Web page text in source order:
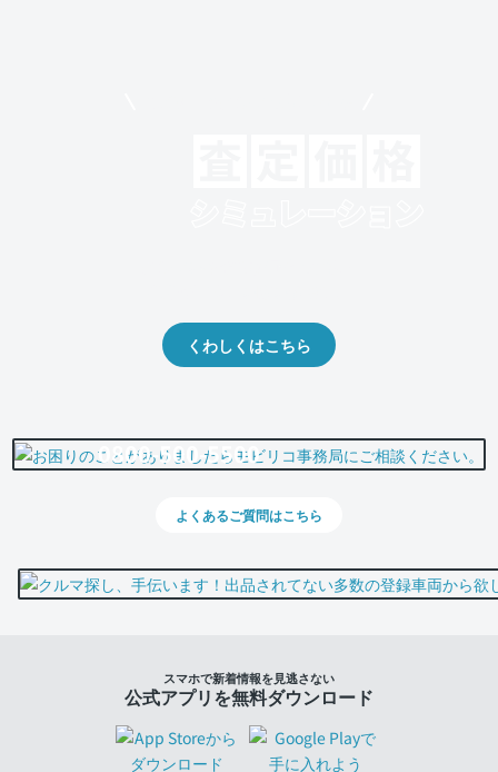
くわしくはこちら
0800-500-5500
よくあるご質問はこちら
スマホで新着情報を見逃さない
公式アプリを無料ダウンロード